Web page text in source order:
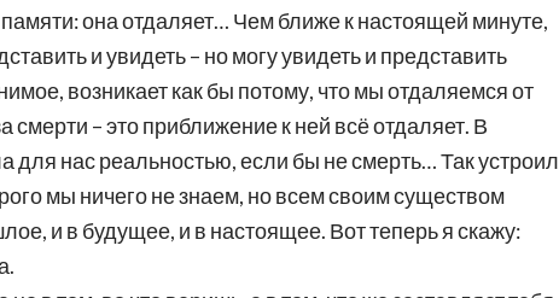
она отдаляет… Чем ближе к настоящей минуте,
и увидеть – но могу увидеть и представить
возникает как бы потому, что мы отдаляемся от
– это приближение к ней всё отдаляет. В
нас реальностью, если бы не смерть… Так устроил
мы ничего не знаем, но всем своим существом
и в будущее, и в настоящее. Вот теперь я скажу: